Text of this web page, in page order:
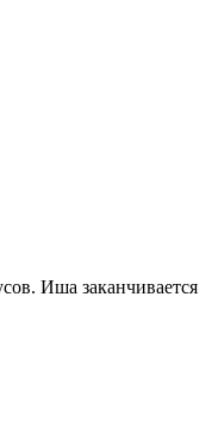
Иша заканчивается